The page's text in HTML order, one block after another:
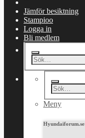
Jämför besiktning
Stampioo
Logga in
Bli medlem
Meny
Hyundaiforum.se